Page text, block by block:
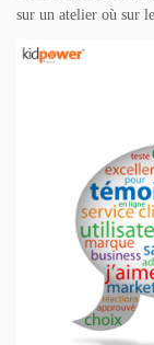
sur un atelier où sur